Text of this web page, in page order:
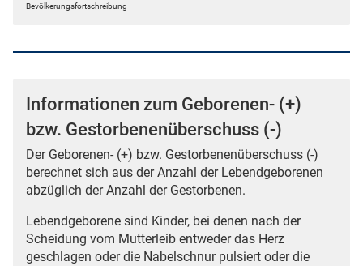
Bevölkerungsfortschreibung
Informationen zum Geborenen- (+)
bzw. Gestorbenenüberschuss (-)
Der Geborenen- (+) bzw. Gestorbenenüberschuss (-)
berechnet sich aus der Anzahl der Lebendgeborenen
abzüglich der Anzahl der Gestorbenen.
Lebendgeborene sind Kinder, bei denen nach der
Scheidung vom Mutterleib entweder das Herz
geschlagen oder die Nabelschnur pulsiert oder die